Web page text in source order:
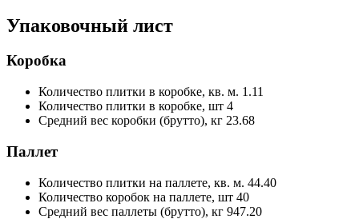
Упаковочный лист
Коробка
Количество плитки в коробке, кв. м. 1.11
Количество плитки в коробке, шт 4
Средний вес коробки (брутто), кг 23.68
Паллет
Количество плитки на паллете, кв. м. 44.40
Количество коробок на паллете, шт 40
Средний вес паллеты (брутто), кг 947.20